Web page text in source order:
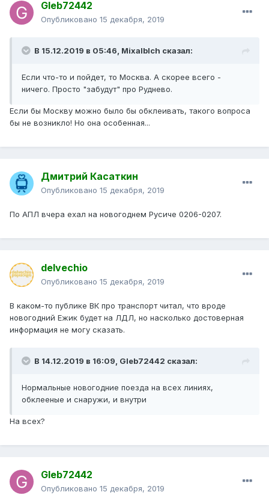
Gleb72442
Опубликовано 15 декабря, 2019
В 15.12.2019 в 05:46, Mixalblch сказал:
Если что-то и пойдет, то Москва. А скорее всего -
ничего. Просто "забудут" про Руднево.
Если бы Москву можно было бы обклеивать, такого вопроса
бы не возникло! Но она особенная...
Дмитрий Касаткин
Опубликовано 15 декабря, 2019
По АПЛ вчера ехал на новогоднем Русиче 0206-0207.
delvechio
Опубликовано 15 декабря, 2019
В каком-то публике ВК про транспорт читал, что вроде
новогодний Ежик будет на ЛДЛ, но насколько достоверная
информация не могу сказать.
В 14.12.2019 в 16:09, Gleb72442 сказал:
Нормальные новогодние поезда на всех линиях,
обклееные и снаружи, и внутри
На всех?
Gleb72442
Опубликовано 15 декабря, 2019